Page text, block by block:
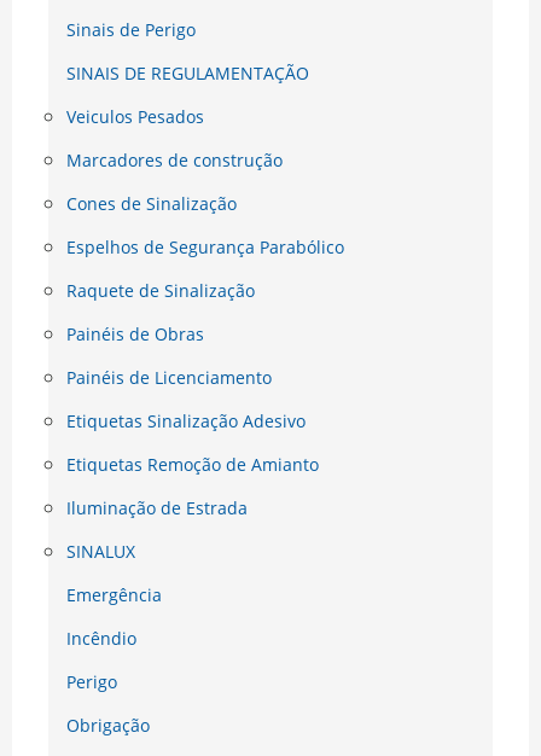
Sinais de Perigo
SINAIS DE REGULAMENTAÇÃO
Veiculos Pesados
Marcadores de construção
Cones de Sinalização
Espelhos de Segurança Parabólico
Raquete de Sinalização
Painéis de Obras
Painéis de Licenciamento
Etiquetas Sinalização Adesivo
Etiquetas Remoção de Amianto
Iluminação de Estrada
SINALUX
Emergência
Incêndio
Perigo
Obrigação